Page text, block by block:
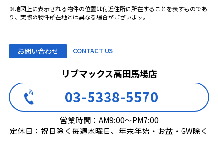
※地図上に表示される物件の位置は付近住所に所在することを表すものであ
り、実際の物件所在地とは異なる場合がございます。
お問い合わせ CONTACT US
リブマックス高田馬場店
03-5338-5570
営業時間：AM9:00～PM7:00
定休日：祝日除く毎週水曜日、年末年始・お盆・GW除く